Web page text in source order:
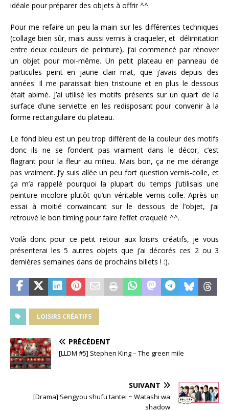
idéale pour préparer des objets à offrir ^^.
Pour me refaire un peu la main sur les différentes techniques
(collage bien sûr, mais aussi vernis à craqueler, et délimitation
entre deux couleurs de peinture), j’ai commencé par rénover
un objet pour moi-même. Un petit plateau en panneau de
particules peint en jaune clair mat, que j’avais depuis des
années. Il me paraissait bien tristoune et en plus le dessous
était abimé. J’ai utilisé les motifs présents sur un quart de la
surface d’une serviette en les redisposant pour convenir à la
forme rectangulaire du plateau.
Le fond bleu est un peu trop différent de la couleur des motifs
donc ils ne se fondent pas vraiment dans le décor, c’est
flagrant pour la fleur au milieu. Mais bon, ça ne me dérange
pas vraiment. J’y suis allée un peu fort question vernis-colle, et
ça m’a rappelé pourquoi la plupart du temps j’utilisais une
peinture incolore plutôt qu’un véritable vernis-colle. Après un
essai à moitié convaincant sur le dessous de l’objet, j’ai
retrouvé le bon timing pour faire l’effet craquelé ^^.
Voilà donc pour ce petit retour aux loisirs créatifs, je vous
présenterai les 5 autres objets que j’ai décorés ces 2 ou 3
dernières semaines dans de prochains billets ! :).
LOISIRS CRÉATIFS
PRÉCÉDENT
[LLDM #5] Stephen King – The green mile
SUIVANT
[Drama] Sengyou shufu tantei ~ Watashi wa
shadow